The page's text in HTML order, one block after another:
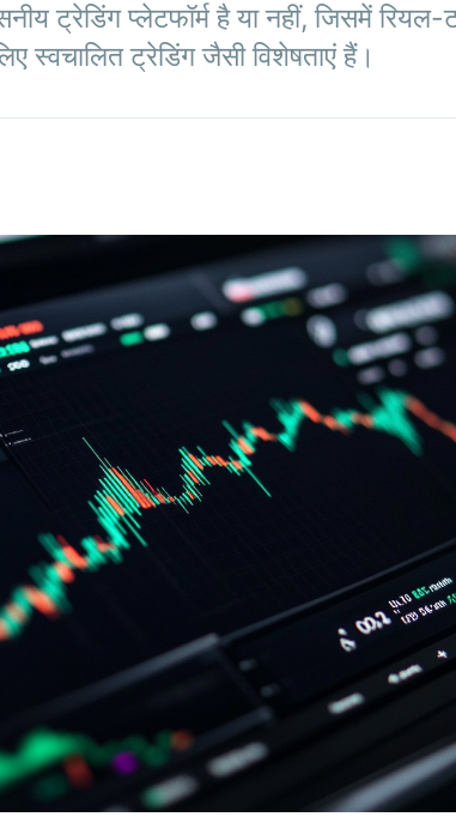
ट्रेडिंग प्लेटफॉर्म है या नहीं, जिसमें रियल-
स्वचालित ट्रेडिंग जैसी विशेषताएं हैं।